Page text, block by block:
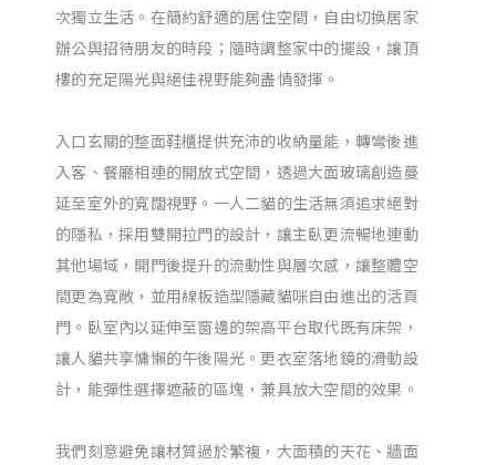
次獨立生活。在簡約舒適的居住空間，自由切換居家
辦公與招待朋友的時段；隨時調整家中的擺設，讓頂
樓的充足陽光與絕佳視野能夠盡情發揮。
入口玄關的整面鞋櫃提供充沛的收納量能，轉彎後進
入客、餐廳相連的開放式空間，透過大面玻璃創造蔓
延至室外的寬闊視野。一人二貓的生活無須追求絕對
的隱私，採用雙開拉門的設計，讓主臥更流暢地連動
其他場域，開門後提升的流動性與層次感，讓整體空
間更為寬敞，並用線板造型隱藏貓咪自由進出的活頁
門。臥室內以延伸至窗邊的架高平台取代既有床架，
讓人貓共享慵懶的午後陽光。更衣室落地鏡的滑動設
計，能彈性選擇遮蔽的區塊，兼具放大空間的效果。
我們刻意避免讓材質過於繁複，大面積的天花、牆面